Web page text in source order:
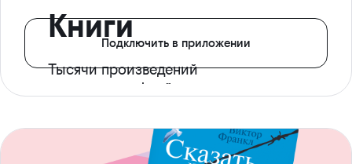
Книги
Тысячи произведений
с доступом офлайн
Подключить в приложении